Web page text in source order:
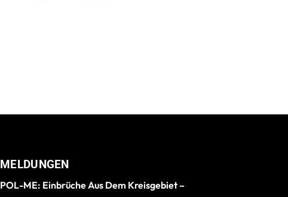
MELDUNGEN
POL-ME: Einbrüche Aus Dem Kreisgebiet –